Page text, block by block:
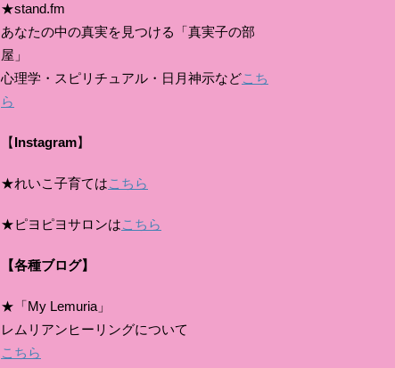
★stand.fm
あなたの中の真実を見つける「真実子の部
屋」
心理学・スピリチュアル・日月神示などこち
ら
【Instagram】
★れいこ子育てはこちら
★ピヨピヨサロンはこちら
【各種ブログ】
★「My Lemuria」
レムリアンヒーリングについて
こちら